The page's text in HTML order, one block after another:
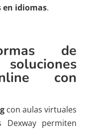
en idiomas.
de
con
con aulas virtuales
permiten